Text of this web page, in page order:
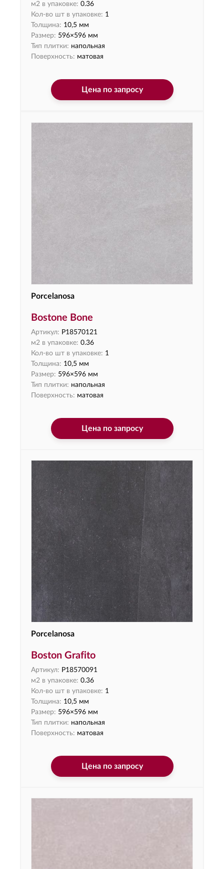
м2 в упаковке: 0.36
Кол-во шт в упаковке: 1
Толщина: 10,5 мм
Размер: 596×596 мм
Тип плитки: напольная
Поверхность: матовая
Цена по запросу
Porcelanosa
Bostone Bone
Артикул: P18570121
м2 в упаковке: 0.36
Кол-во шт в упаковке: 1
Толщина: 10,5 мм
Размер: 596×596 мм
Тип плитки: напольная
Поверхность: матовая
Цена по запросу
Porcelanosa
Boston Grafito
Артикул: P18570091
м2 в упаковке: 0.36
Кол-во шт в упаковке: 1
Толщина: 10,5 мм
Размер: 596×596 мм
Тип плитки: напольная
Поверхность: матовая
Цена по запросу